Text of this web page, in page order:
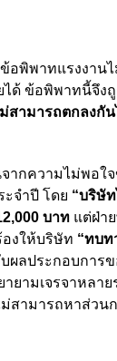
อพิพาทแรงงาน
ได้ ข้อพิพาทนี้จึง
สามารถตกลงกัน
ากความไม่พอใ
จำปี โดย “บริษั
บาทแต่ฝ่า
องให้บริษัท “ทบท
ผลประกอบการ
ยามเจรจาหลา
สามารถหาส่วน